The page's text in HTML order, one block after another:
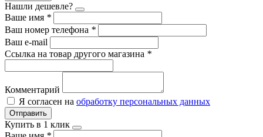
Нашли дешевле?
Ваше имя *
Ваш номер телефона *
Ваш e-mail
Ссылка на товар другого магазина *
Комментарий
Я согласен на обработку персональных данных
Отправить
Купить в 1 клик